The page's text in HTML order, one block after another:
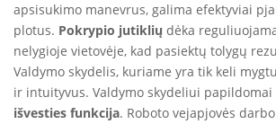
apsisukimo manevrus, galima efektyviai
plotus. Pokrypio jutiklių dėka
nelygioje vietovėje, kad pasiektų tolygų
Valdymo skydelis, kuriame yra tik keli
ir intuityvus. Valdymo skydeliui papildomai
išvesties funkcija. Roboto vejapjovės